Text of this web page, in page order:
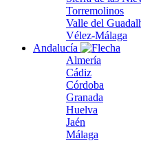
Torremolinos
Valle del
Vélez-Málaga
Andalucía
Almería
Cádiz
Córdoba
Granada
Huelva
Jaén
Málaga